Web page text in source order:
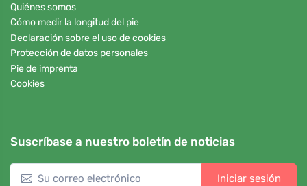
Quiénes somos
Cómo medir la longitud del pie
Declaración sobre el uso de cookies
Protección de datos personales
Pie de imprenta
Cookies
Suscríbase a nuestro boletín de noticias
Iniciar sesión